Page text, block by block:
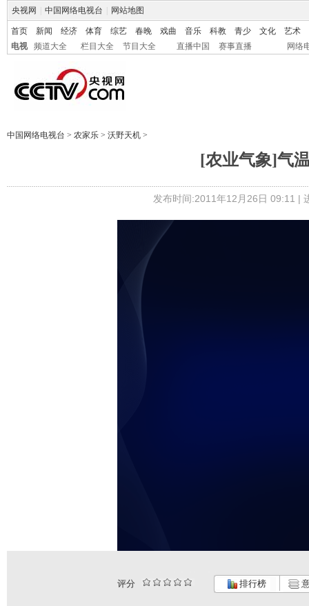
央视网 中国网络电视台 网站地图
首页 新闻 经济 体育 综艺 春晚 戏曲 音乐 科教 青少 文化
艺术
电视
频道大全 栏目大全 节目大全 直播中国 赛事直播 网络
中国网络电视台 > 农家乐 > 沃野天机 >
[农业气象]气
发布时间:2011年12月26日 09:11 |
评分 排行榜